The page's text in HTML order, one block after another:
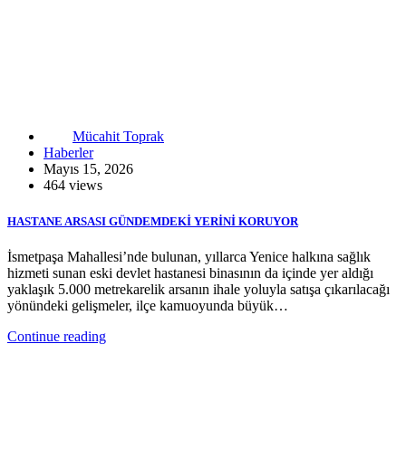
Mücahit Toprak
Haberler
Mayıs 15, 2026
464 views
HASTANE ARSASI GÜNDEMDEKİ YERİNİ KORUYOR
İsmetpaşa Mahallesi’nde bulunan, yıllarca Yenice halkına sağlık
hizmeti sunan eski devlet hastanesi binasının da içinde yer aldığı
yaklaşık 5.000 metrekarelik arsanın ihale yoluyla satışa çıkarılacağı
yönündeki gelişmeler, ilçe kamuoyunda büyük…
Continue reading